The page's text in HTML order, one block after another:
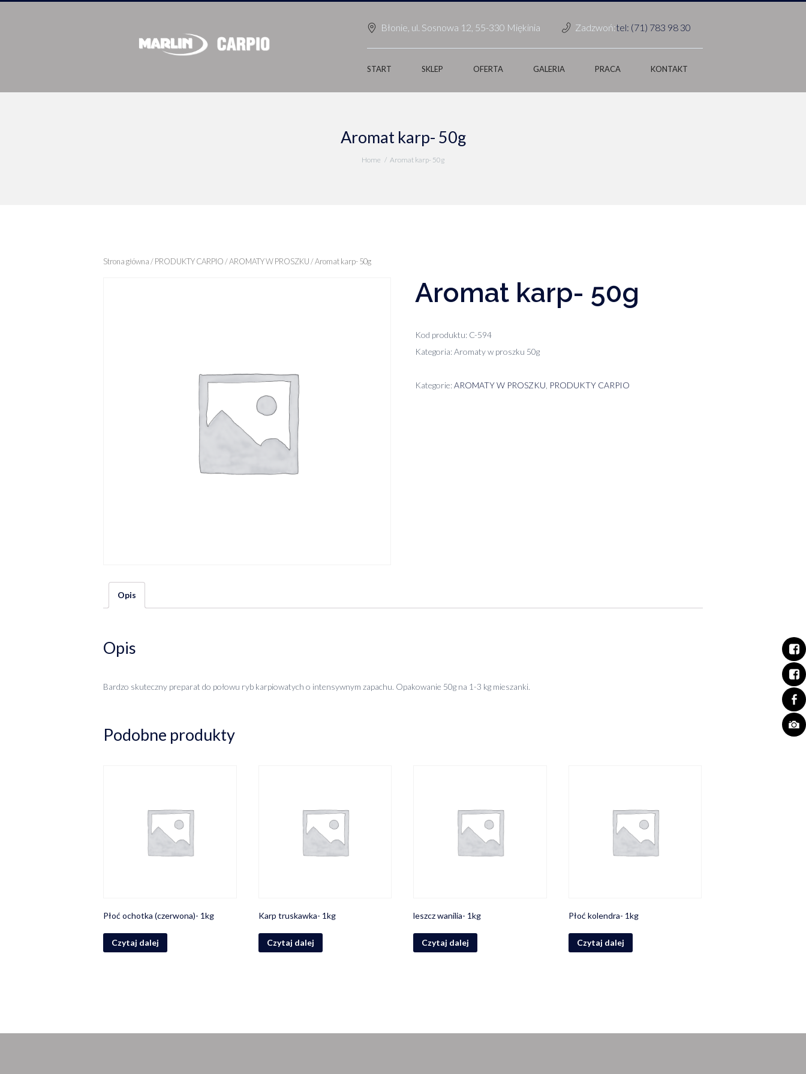
Błonie, ul. Sosnowa 12, 55-330 Miękinia Zadzwoń:tel: (71) 783 98 30
START SKLEP OFERTA GALERIA PRACA KONTAKT
Aromat karp- 50g
Home Aromat karp- 50g
Strona główna/PRODUKTY CARPIO/AROMATY W PROSZKU/ Aromat karp- 50g
Aromat karp- 50g
Kod produktu: C-594
Kategoria: Aromaty w proszku 50g
Kategorie:AROMATY W PROSZKU PRODUKTY CARPIO
Opis
Opis
Bardzo skuteczny preparat do połowu ryb karpiowatych o intensywnym zapachu. Opakowanie 50g na 1-3 kg mieszanki.
Podobne produkty
Płoć ochotka (czerwona)- 1kg
Czytaj dalej
Karp truskawka- 1kg
Czytaj dalej
leszcz wanilia- 1kg
Czytaj dalej
Płoć kolendra- 1kg
Czytaj dalej